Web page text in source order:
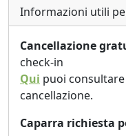
Informazioni utili
Cancellazione
check-in
Qui puoi
cancellazione.
Caparra richiesta